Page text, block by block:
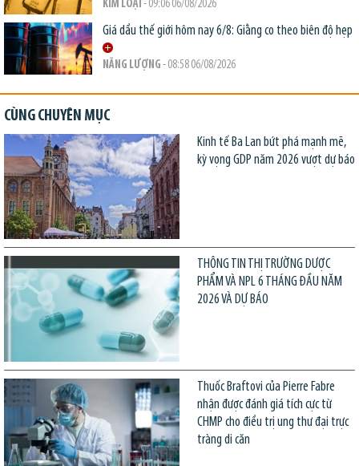
KIM LOẠI - 09:06 06/08/2026
Giá dầu thế giới hôm nay 6/8: Giằng co theo biên độ hẹp
NĂNG LƯỢNG - 08:58 06/08/2026
CÙNG CHUYÊN MỤC
Kinh tế Ba Lan bứt phá mạnh mẽ,
kỳ vọng GDP năm 2026 vượt dự báo
THÔNG TIN THỊ TRƯỜNG DƯỢC
PHẨM VÀ NPL 6 THÁNG ĐẦU NĂM
2026 VÀ DỰ BÁO
Thuốc Braftovi của Pierre Fabre
nhận được đánh giá tích cực từ
CHMP cho điều trị ung thư đại trực
tràng di căn